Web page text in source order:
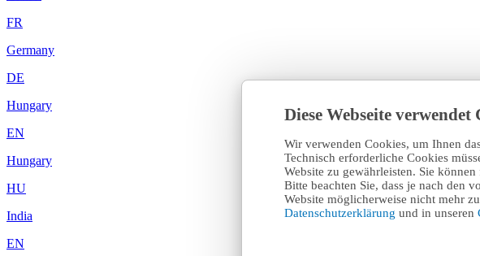
Diese Webseite verwendet
Wir verwenden Cookies, um Ihnen
Technisch erforderliche Cookies
Website zu gewährleisten. Sie
Bitte beachten Sie, dass je nach den
Website möglicherweise nicht mehr
Datenschutzerklärung und in unseren
FR
Germany
DE
Hungary
EN
Hungary
HU
India
EN